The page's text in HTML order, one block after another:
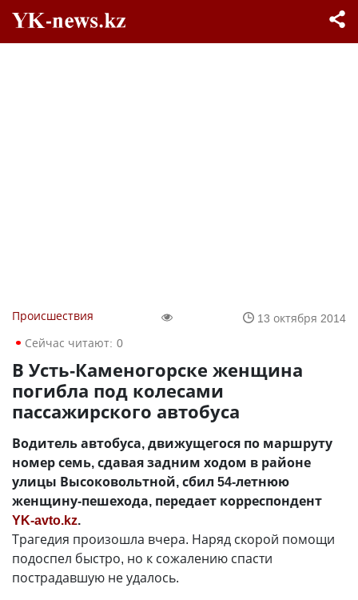
Происшествия
13 октября 2014
Сейчас читают: 0
В Усть-Каменогорске женщина
погибла под колесами
пассажирского автобуса
Водитель автобуса, движущегося по маршруту
номер семь, сдавая задним ходом в районе
улицы Высоковольтной, сбил 54-летнюю
женщину-пешехода, передает корреспондент
YK-avto.kz.
Трагедия произошла вчера. Наряд скорой помощи
подоспел быстро, но к сожалению спасти
пострадавшую не удалось.